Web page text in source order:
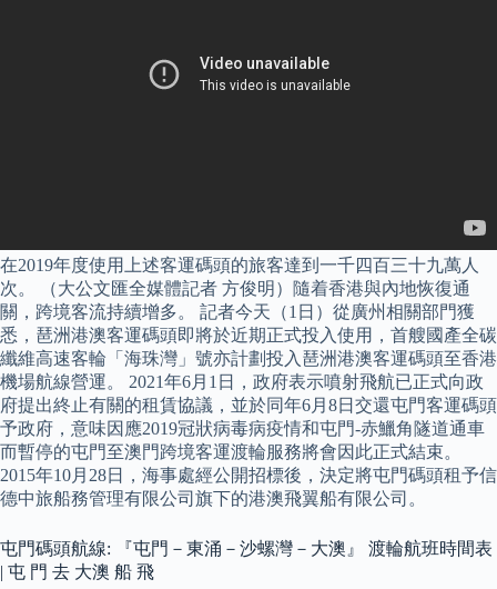
在2019年度使用上述客運碼頭的旅客達到一千四百三十九萬人
次。 （大公文匯全媒體記者 方俊明）隨着香港與內地恢復通
關，跨境客流持續增多。 記者今天（1日）從廣州相關部門獲
悉，琶洲港澳客運碼頭即將於近期正式投入使用，首艘國產全碳
纖維高速客輪「海珠灣」號亦計劃投入琶洲港澳客運碼頭至香港
機場航線營運。 2021年6月1日，政府表示噴射飛航已正式向政
府提出終止有關的租賃協議，並於同年6月8日交還屯門客運碼頭
予政府，意味因應2019冠狀病毒病疫情和屯門-赤鱲角隧道通車
而暫停的屯門至澳門跨境客運渡輪服務將會因此正式結束。
2015年10月28日，海事處經公開招標後，決定將屯門碼頭租予信
德中旅船務管理有限公司旗下的港澳飛翼船有限公司。
屯門碼頭航線: 『屯門－東涌－沙螺灣－大澳』 渡輪航班時間表
| 屯 門 去 大澳 船 飛